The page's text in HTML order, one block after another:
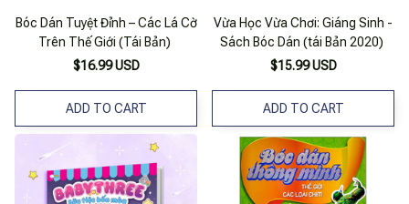
Bóc Dán Tuyệt Đỉnh – Các Lá Cờ
Trên Thế Giới (Tái Bản)
$16.99 USD
ADD TO CART
Vừa Học Vừa Chơi: Giáng Sinh -
Sách Bóc Dán (tái Bản 2020)
$15.99 USD
ADD TO CART